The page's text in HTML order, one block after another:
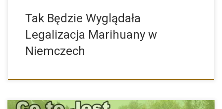
Tak Będzie Wyglądała
Legalizacja Marihuany w
Niemczech